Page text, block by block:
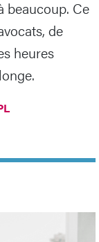
beaucoup. Ce
de
heures